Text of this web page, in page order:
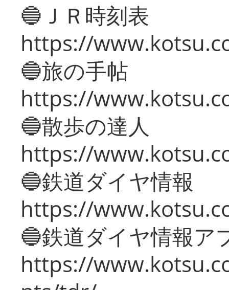
🔵ＪＲ時刻表
https://
🔵旅の手帖
https://
🔵散歩の達人
https://
🔵鉄道ダイヤ情報
https://
🔵鉄道ダイヤ情報ア
https://